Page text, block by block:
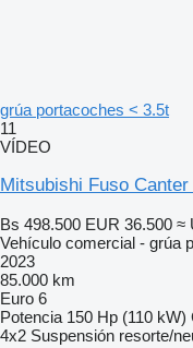
grúa portacoches < 3.5t
11
VÍDEO
Mitsubishi Fuso Canter
Bs 498.500 EUR 36.500 ≈
Vehículo comercial - grúa
2023
85.000 km
Euro 6
Potencia 150 Hp (110 kW)
4x2 Suspensión resorte/